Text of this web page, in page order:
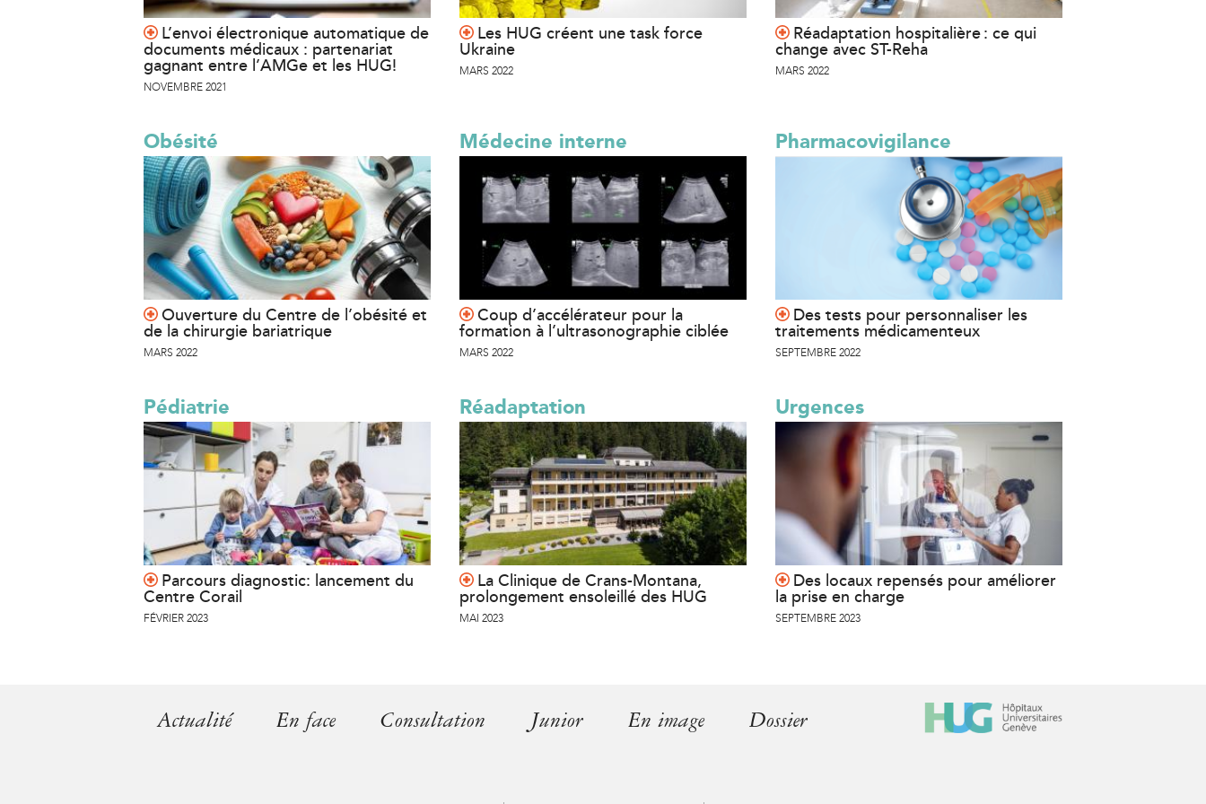
L’envoi électronique automatique de
documents médicaux : partenariat
gagnant entre l’AMGe et les HUG!
NOVEMBRE 2021
Les HUG créent une task force
Ukraine
MARS 2022
Réadaptation hospitalière : ce qui
change avec ST-Reha
MARS 2022
Obésité
Ouverture du Centre de l’obésité et
de la chirurgie bariatrique
MARS 2022
Médecine interne
Coup d’accélérateur pour la
formation à l’ultrasonographie ciblée
MARS 2022
Pharmacovigilance
Des tests pour personnaliser les
traitements médicamenteux
SEPTEMBRE 2022
Pédiatrie
Parcours diagnostic: lancement du
Centre Corail
FÉVRIER 2023
Réadaptation
La Clinique de Crans-Montana,
prolongement ensoleillé des HUG
MAI 2023
Urgences
Des locaux repensés pour améliorer
la prise en charge
SEPTEMBRE 2023
Actualité En face Consultation Junior En image Dossier